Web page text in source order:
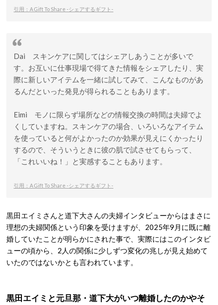
引用：A Gift To Share -シェアするギフト-
Dai スキンケアに関してはシェアしあうことが多いで
す。お互いに仕事現場で得てきた情報をシェアしたり、実
際に新しいアイテムを一緒に試してみて、こんなものがあ
るんだといった発見が得られることもあります。
Eimi モノに限らず場所などの情報交換の時間は夫婦でよ
くしていますね。スキンケアの場合、いろいろなアイテム
を使っていると何がよかったのか効果が見えにくかったり
するので、そういうときに彼の肌で試させてもらって、
「これいいね！」と実感することもあります。
引用：A Gift To Share -シェアするギフト-
黒田エイミさんと道下大さんの夫婦インタビューからはまさに
理想の夫婦関係という印象を受けますが、2025年9月に既に離
婚していたことが明らかにされた事で、実際にはこのインタビ
ューの頃から、2人の関係に少しずつ変化の兆しが見え始めて
いたのではないかとも言われています。
黒田エイミと元旦那・ 道下大がいつ離婚したのかやそ